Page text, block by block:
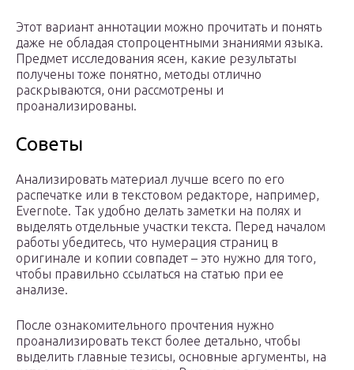
Этот вариант аннотации можно прочитать и понять
даже не обладая стопроцентными знаниями языка.
Предмет исследования ясен, какие результаты
получены тоже понятно, методы отлично
раскрываются, они рассмотрены и
проанализированы.
Советы
Анализировать материал лучше всего по его
распечатке или в текстовом редакторе, например,
Evernote. Так удобно делать заметки на полях и
выделять отдельные участки текста. Перед началом
работы убедитесь, что нумерация страниц в
оригинале и копии совпадет – это нужно для того,
чтобы правильно ссылаться на статью при ее
анализе.
После ознакомительного прочтения нужно
проанализировать текст более детально, чтобы
выделить главные тезисы, основные аргументы, на